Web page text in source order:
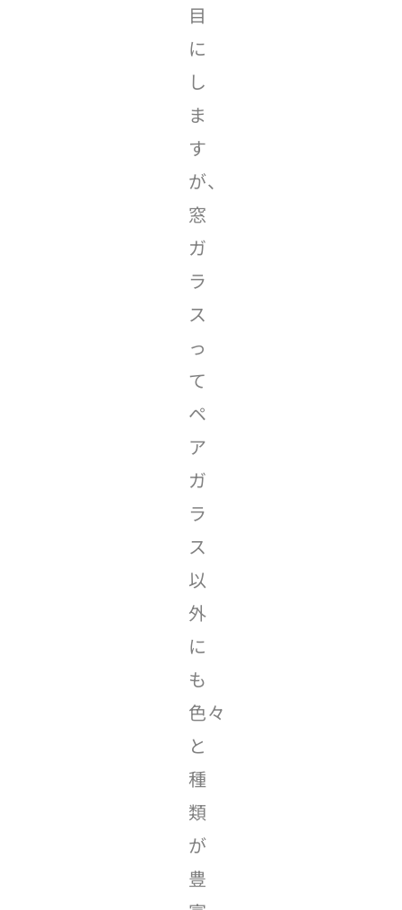
目
に
し
ま
す
が、
窓
ガ
ラ
ス
っ
て
ペ
ア
ガ
ラ
ス
以
外
に
も
色々
と
種
類
が
豊